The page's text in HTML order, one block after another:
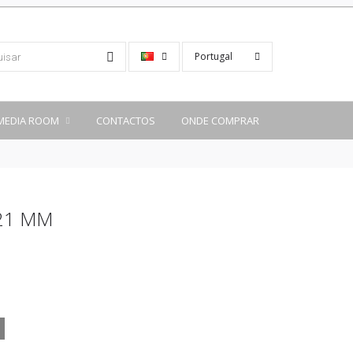
Portugal
ROOM CONTACTOS ONDE COMPRAR
MM